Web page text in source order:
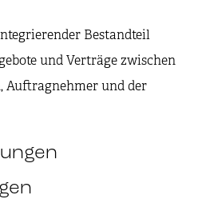
Bestandteil
und Verträge zwischen
Auftragnehmer und der